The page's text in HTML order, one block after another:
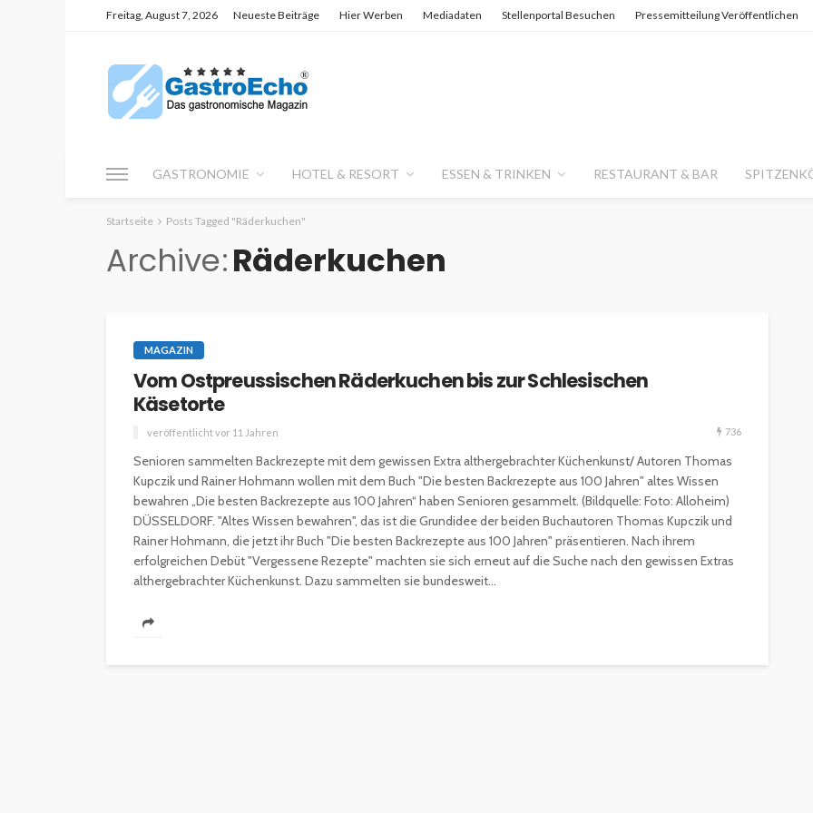
Freitag, August 7, 2026 Neueste Beiträge Hier Werben Mediadaten Stellenportal Besuchen Pressemitteilung Veröffentlichen
GASTRONOMIE HOTEL & RESORT ESSEN & TRINKEN RESTAURANT & BAR
Startseite Posts Tagged "Räderkuchen"
Archive Räderkuchen
MAGAZIN
Vom Ostpreussischen Räderkuchen bis zur Schlesischen
Käsetorte
veröffentlicht vor 11 Jahren 736
Senioren sammelten Backrezepte mit dem gewissen Extra althergebrachter Küchenkunst/ Autoren Thomas
Kupczik und Rainer Hohmann wollen mit dem Buch "Die besten Backrezepte aus 100 Jahren" altes Wissen
bewahren „Die besten Backrezepte aus 100 Jahren“ haben Senioren gesammelt. (Bildquelle: Foto: Alloheim)
DÜSSELDORF. "Altes Wissen bewahren", das ist die Grundidee der beiden Buchautoren Thomas Kupczik und
Rainer Hohmann, die jetzt ihr Buch "Die besten Backrezepte aus 100 Jahren" präsentieren. Nach ihrem
erfolgreichen Debüt "Vergessene Rezepte" machten sie sich erneut auf die Suche nach den gewissen Extras
althergebrachter Küchenkunst. Dazu sammelten sie bundesweit...
Kapital in Deutschland zu
ESSEN & TRINKEN
GASTROSZENE
GOURMET & FEINSCHMECKER
HOGA
Sterneköche: Insider-Tipps